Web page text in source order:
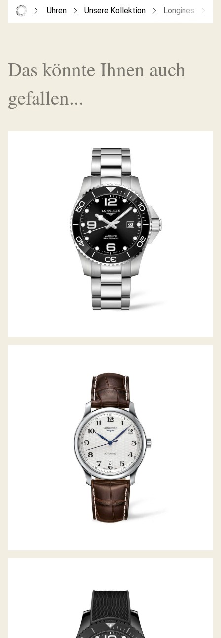
Uhren Unsere Kollektion Longines
Das könnte Ihnen auch
gefallen...
HYDROCONQUEST
THE MASTER COLLECTION
HYDROCONQUEST